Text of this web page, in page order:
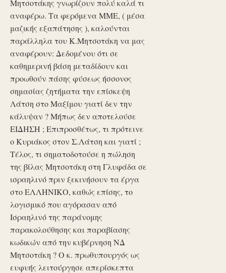
Μητσοτάκης γνωρίζουν πολύ καλά τι
αναφέρω. Τα φερόμενα ΜΜΕ, ( μέσα
μαζικής εξαπάτησης ), καλούνται
παράλληλα του Κ.Μητσοτάκη να μας
αναφέρουν: Δεδομένου ότι σε
καθημερινή βάση μεταδίδουν και
προωθούν πάσης φύσεως ήσσονος
σημασίας ζητήματα την επίσκεψη
Λάτση στο Μαξίμου γιατί δεν την
κάλυψαν ? Μήπως δεν αποτελούσε
ΕΙΔΗΣΗ ; Επιπροσθέτως, τι πρότεινε
ο Κυριάκος στον Σ.Λάτση και γιατί ;
Τέλος, τι σηματοδοτούσε η πώληση
της βίλας Μητσοτάκη στη Γλυφάδα σε
ισραηλινό πριν ξεκινήσουν τα έργα
στο ΕΛΛΗΝΙΚΟ, καθώς επίσης, το
λογισμικό που αγόρασαν από
Ισραηλινό της παράνομης
παρακολούθησης και παραβίασης
κωδικών από την κυβέρνηση ΝΔ
Μητσοτάκη ? Ο κ. πρωθυπουργός ως
ευφυής λειτούργησε απερίσκεπτα